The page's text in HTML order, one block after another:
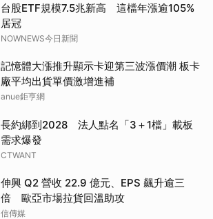
台股ETF規模7.5兆新高 這檔年漲逾105%
居冠
NOWNEWS今日新聞
記憶體大漲推升顯示卡迎第三波漲價潮 板卡
廠平均出貨單價激增進補
anue鉅亨網
長約綁到2028 法人點名「3＋1檔」載板
需求爆發
CTWANT
伸興 Q2 營收 22.9 億元、EPS 飆升逾三
倍 歐亞市場拉貨回溫助攻
信傳媒